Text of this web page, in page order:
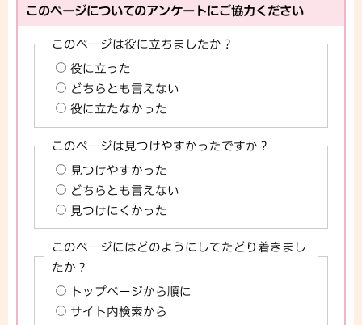
このページについてのアンケートにご協力ください
このページは役に立ちましたか？
役に立った
どちらとも言えない
役に立たなかった
このページは見つけやすかったですか？
見つけやすかった
どちらとも言えない
見つけにくかった
このページにはどのようにしてたどり着きまし
たか？
トップページから順に
サイト内検索から